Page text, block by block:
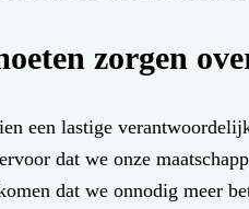
zorgen
een lastige
dat we onze
dat we onnodig meer